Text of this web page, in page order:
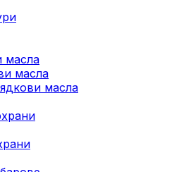
масла
масла
масла